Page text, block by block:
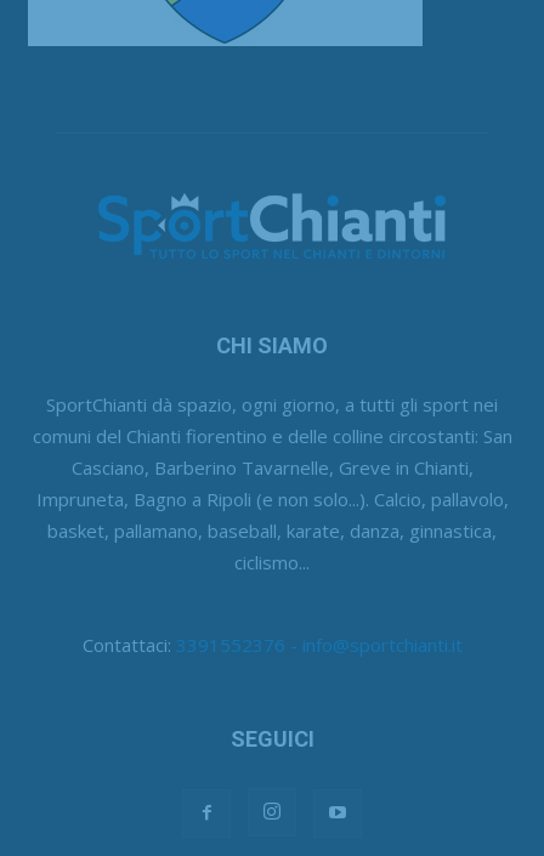
CHI SIAMO
SportChianti dà spazio, ogni giorno, a tutti gli sport nei
comuni del Chianti fiorentino e delle colline circostanti: San
Casciano, Barberino Tavarnelle, Greve in Chianti,
Impruneta, Bagno a Ripoli (e non solo...). Calcio, pallavolo,
basket, pallamano, baseball, karate, danza, ginnastica,
ciclismo...
Contattaci: 3391552376 - info@sportchianti.it
SEGUICI